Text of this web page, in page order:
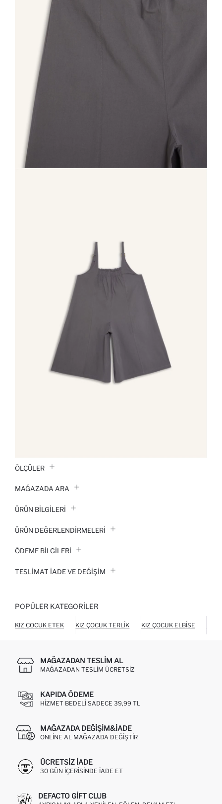
ÖLÇÜLER
MAĞAZADA ARA
ÜRÜN BILGILERI
ÜRÜN DEĞERLENDİRMELERİ
ÖDEME BİLGİLERİ
TESLIMAT İADE VE DEĞIŞIM
POPÜLER KATEGORILER
KIZ ÇOCUK ETEK KIZ ÇOCUK TERLIK KIZ ÇOCUK ELBISE
MAĞAZADAN TESLIM AL
MAĞAZADAN TESLIM ÜCRETSIZ
KAPIDA ÖDEME
HIZMET BEDELI SADECE 39,99 TL
MAĞAZADA DEĞIŞIM&İADE
ONLINE AL MAĞAZADA DEĞIŞTIR
ÜCRETSIZ IADE
30 GÜN IÇERISINDE IADE ET
DEFACTO GIFT CLUB